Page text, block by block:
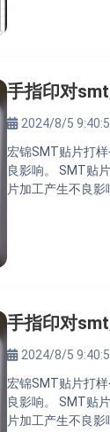
手指印对
2024/8/5
宏锦SMT贴片打
良影响。 SMT贴
片加工产生不良影
手指印对
2024/8/5
宏锦SMT贴片打
良影响。 SMT贴
片加工产生不良影